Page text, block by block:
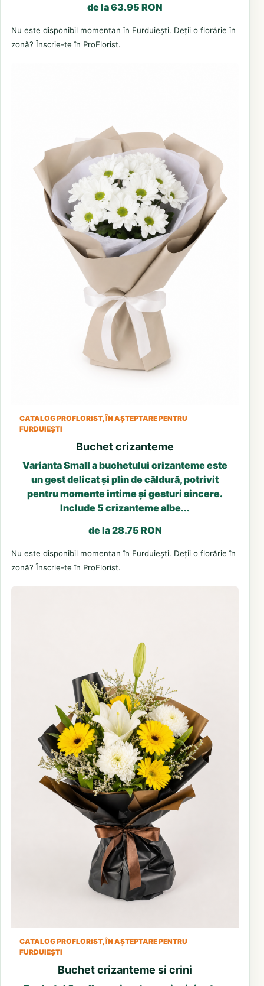
de la 63.95 RON
Nu este disponibil momentan în Furduiești. Deții o florărie în
zonă? Înscrie-te în ProFlorist.
CATALOG PROFLORIST, ÎN AȘTEPTARE PENTRU
FURDUIEȘTI
Buchet crizanteme
Varianta Small a buchetului crizanteme este
un gest delicat și plin de căldură, potrivit
pentru momente intime și gesturi sincere.
Include 5 crizanteme albe...
de la 28.75 RON
Nu este disponibil momentan în Furduiești. Deții o florărie în
zonă? Înscrie-te în ProFlorist.
CATALOG PROFLORIST, ÎN AȘTEPTARE PENTRU
FURDUIEȘTI
Buchet crizanteme si crini